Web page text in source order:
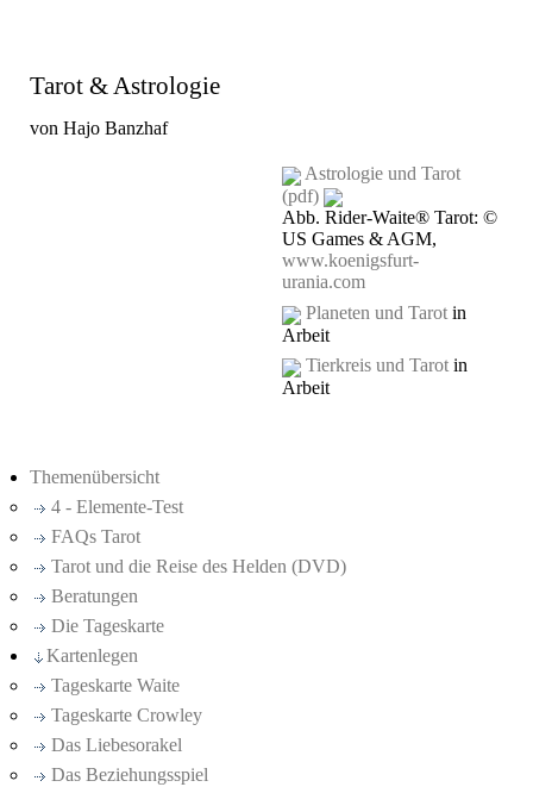
Tarot & Astrologie
von Hajo Banzhaf
Astrologie und Tarot
(pdf)
Abb. Rider-Waite® Tarot: ©
US Games & AGM,
www.koenigsfurt-
urania.com
Planeten und Tarotin
Arbeit
Tierkreis und Tarotin
Arbeit
Themenübersicht
4 - Elemente-Test
FAQs Tarot
Tarot und die Reise des Helden (DVD)
Beratungen
Die Tageskarte
Kartenlegen
Tageskarte Waite
Tageskarte Crowley
Das Liebesorakel
Das Beziehungsspiel